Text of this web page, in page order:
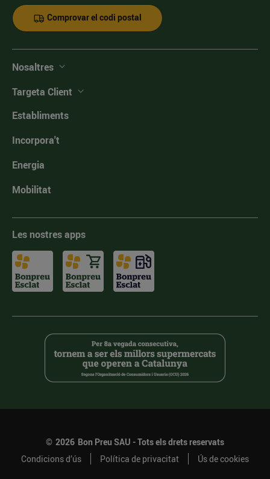
Comprovar el codi postal
Nosaltres
Targeta Client
Establiments
Incorpora't
Energia
Mobilitat
Les nostres apps
© 2026 Bon Preu SAU - Tots els drets reservats
Condicions d’ús
Política de privacitat Ús de cookies